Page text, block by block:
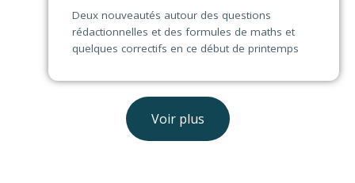
Deux nouveautés autour des questions
rédactionnelles et des formules de maths et
quelques correctifs en ce début de printemps
Voir plus